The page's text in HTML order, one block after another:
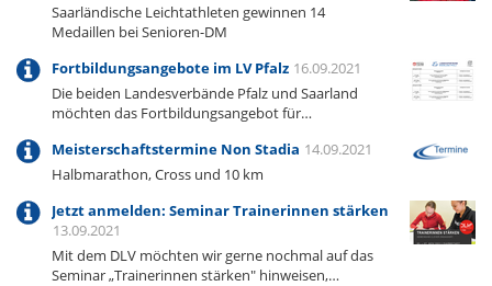
Saarländische Leichtathleten gewinnen 14
Medaillen bei Senioren-DM
Fortbildungsangebote im LV Pfalz 16.09.2021
Die beiden Landesverbände Pfalz und Saarland
möchten das Fortbildungsangebot für…
Meisterschaftstermine Non Stadia 14.09.2021
Halbmarathon, Cross und 10 km
Jetzt anmelden: Seminar Trainerinnen stärken
13.09.2021
Mit dem DLV möchten wir gerne nochmal auf das
Seminar „Trainerinnen stärken" hinweisen,…